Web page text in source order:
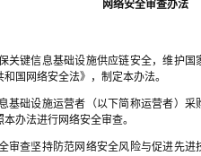
网络安全审查办法
关键信息基础设施供应链安全，维护
国网络安全法》，制定本办法。
基础设施运营者（以下简称运营者）采
办法进行网络安全审查。
审查坚持防范网络安全风险与促进先